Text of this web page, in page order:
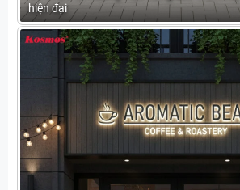
hiện đại